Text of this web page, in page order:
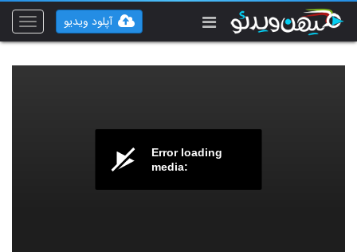
Toggle
آپلود ویدیو
Error loading
media: